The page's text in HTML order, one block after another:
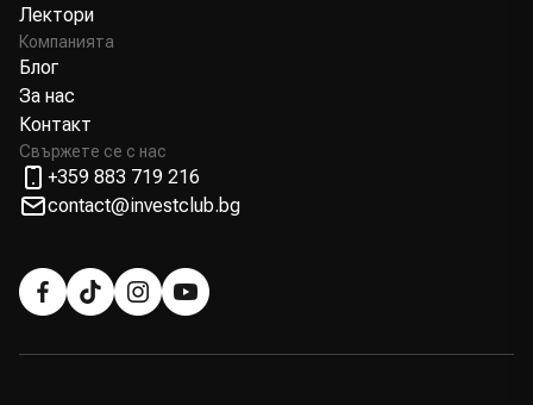
Лектори
Компанията
Блог
За нас
Контакт
Свържете се с нас
+359 883 719 216
contact@investclub.bg